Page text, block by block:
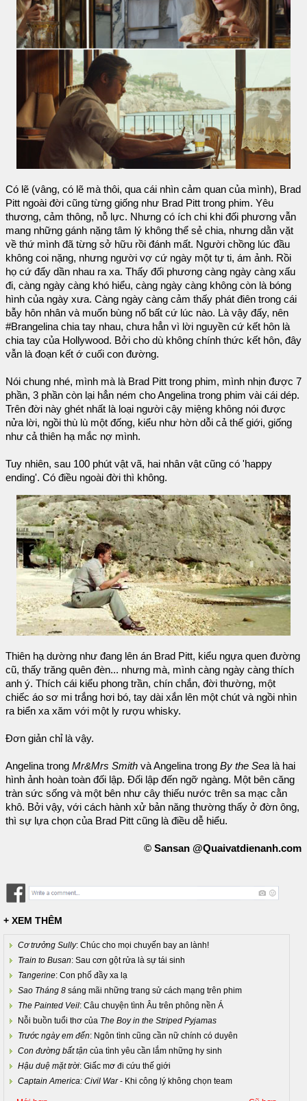
Có lẽ (vâng, có lẽ mà thôi, qua cái nhìn cảm quan của mình), Brad
Pitt ngoài đời cũng từng giống như Brad Pitt trong phim. Yêu
thương, cảm thông, nỗ lực. Nhưng có ích chi khi đối phương vẫn
mang những gánh nặng tâm lý không thể sẻ chia, nhưng dằn vặt
về thứ mình đã từng sở hữu rồi đánh mất. Người chồng lúc đầu
không coi nặng, nhưng người vợ cứ ngày một tự ti, ám ảnh. Rồi
họ cứ đẩy dần nhau ra xa. Thấy đối phương càng ngày càng xấu
đi, càng ngày càng khó hiểu, càng ngày càng không còn là bóng
hình của ngày xưa. Càng ngày càng cảm thấy phát điên trong cái
bẫy hôn nhân và muốn bùng nổ bất cứ lúc nào. Là vậy đấy, nên
#Brangelina chia tay nhau, chưa hẳn vì lời nguyền cứ kết hôn là
chia tay của Hollywood. Bởi cho dù không chính thức kết hôn, đây
vẫn là đoạn kết ớ cuối con đường.
Nói chung nhé, mình mà là Brad Pitt trong phim, mình nhịn được 7
phần, 3 phần còn lại hẳn ném cho Angelina trong phim vài cái dép.
Trên đời này ghét nhất là loại người cậy miệng không nói được
nửa lời, ngồi thù lù một đống, kiểu như hờn dỗi cả thế giới, giống
như cả thiên hạ mắc nợ mình.
Tuy nhiên, sau 100 phút vật vã, hai nhân vật cũng có 'happy
ending'. Có điều ngoài đời thì không.
Thiên hạ dường như đang lên án Brad Pitt, kiểu ngựa quen đường
cũ, thấy trăng quên đèn... nhưng mà, mình càng ngày càng thích
anh ý. Thích cái kiểu phong trần, chín chắn, đời thường, một
chiếc áo sơ mi trắng hơi bó, tay dài xắn lên một chút và ngồi nhìn
ra biển xa xăm với một ly rượu whisky.
Đơn giản chỉ là vậy.
Angelina trong Mr&Mrs Smith và Angelina trong By the Sea là hai
hình ảnh hoàn toàn đối lập. Đối lập đến ngỡ ngàng. Một bên căng
tràn sức sống và một bên như cây thiếu nước trên sa mạc cằn
khô. Bởi vậy, với cách hành xử bản năng thường thấy ở đờn ông,
thì sự lựa chọn của Brad Pitt cũng là điều dễ hiểu.
© Sansan @Quaivatdienanh.com
+ XEM THÊM
Cơ trưởng Sully: Chúc cho mọi chuyến bay an lành!
Train to Busan: Sau cơn gột rửa là sự tái sinh
Tangerine: Con phố đầy xa lạ
Sao Tháng 8 sáng mãi những trang sử cách mạng trên phim
The Painted Veil: Câu chuyện tình Âu trên phông nền Á
Nỗi buồn tuổi thơ của The Boy in the Striped Pyjamas
Trước ngày em đến: Ngôn tình cũng cần nữ chính có duyên
Con đường bất tận của tình yêu cần lắm những hy sinh
Hậu duệ mặt trời: Giấc mơ đi cứu thế giới
Captain America: Civil War- Khi công lý không chọn team